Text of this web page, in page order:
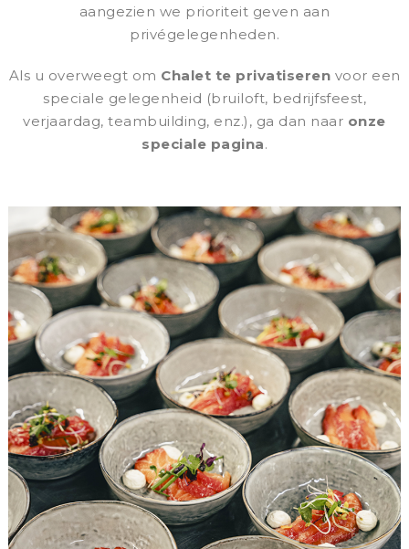
aangezien we prioriteit geven aan
privégelegenheden.
Als u overweegt om Chalet te privatiseren voor een
speciale gelegenheid (bruiloft, bedrijfsfeest,
verjaardag, teambuilding, enz.), ga dan naar onze
speciale pagina.